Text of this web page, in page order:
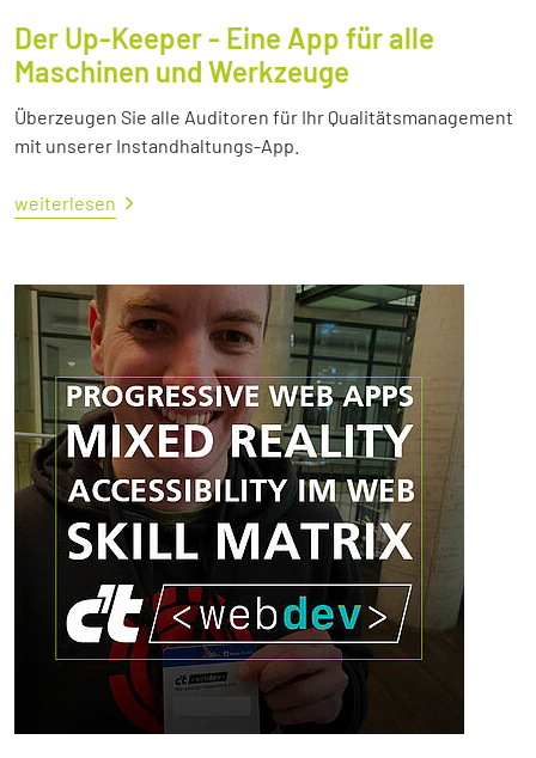
Der Up-Keeper - Eine App für alle
Maschinen und Werkzeuge
Überzeugen Sie alle Auditoren für Ihr Qualitätsmanagement
mit unserer Instandhaltungs-App.
weiterlesen